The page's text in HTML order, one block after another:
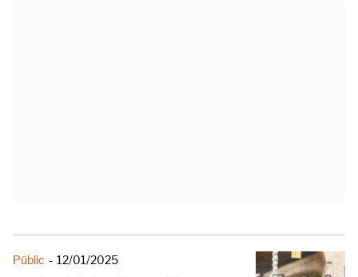
Públic - 12/01/2025